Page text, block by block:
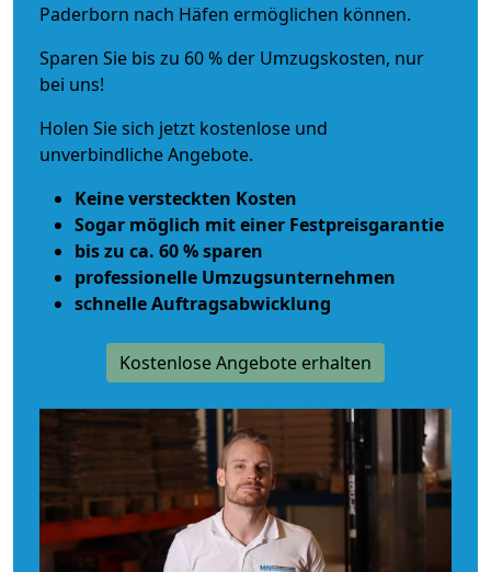
Paderborn nach Häfen ermöglichen können.
Sparen Sie bis zu 60 % der Umzugskosten, nur
bei uns!
Holen Sie sich jetzt kostenlose und
unverbindliche Angebote.
Keine versteckten Kosten
Sogar möglich mit einer Festpreisgarantie
bis zu ca. 60 % sparen
professionelle Umzugsunternehmen
schnelle Auftragsabwicklung
Kostenlose Angebote erhalten